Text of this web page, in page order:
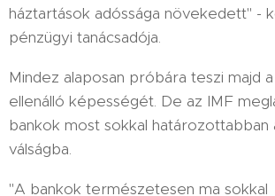
háztartások adóssága növekedett" -
pénzügyi tanácsadója.
Mindez alaposan próbára teszi majd
ellenálló képességét. De az IMF
bankok most sokkal határozottabban
válságba.
"A bankok természetesen ma sokkal